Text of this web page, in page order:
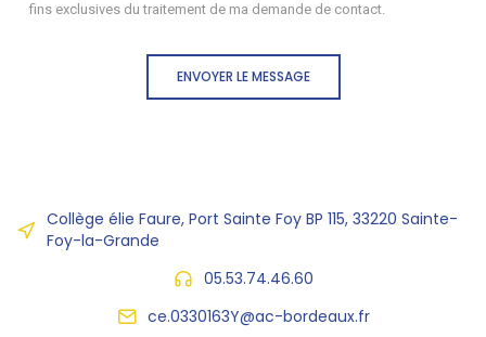
fins exclusives du traitement de ma demande de contact.
ENVOYER LE MESSAGE
Collège élie Faure, Port Sainte Foy BP 115, 33220 Sainte-
Foy-la-Grande
05.53.74.46.60
ce.0330163Y@ac-bordeaux.fr